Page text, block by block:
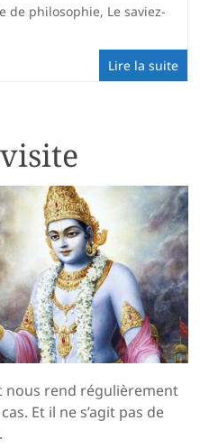
de philosophie, Le saviez-
Lire la suite
nous rend régulièrement
Et il ne s’agit pas de